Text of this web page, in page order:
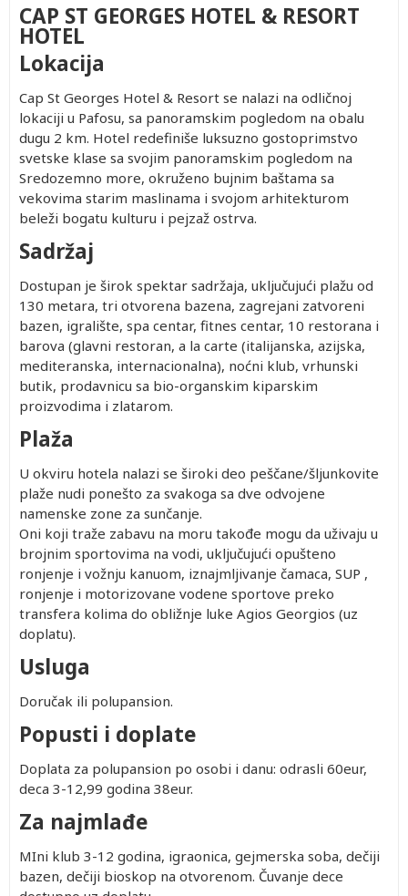
CAP ST GEORGES HOTEL & RESORT
HOTEL
Lokacija
Cap St Georges Hotel & Resort se nalazi na odličnoj
lokaciji u Pafosu, sa panoramskim pogledom na obalu
dugu 2 km. Hotel redefiniše luksuzno gostoprimstvo
svetske klase sa svojim panoramskim pogledom na
Sredozemno more, okruženo bujnim baštama sa
vekovima starim maslinama i svojom arhitekturom
beleži bogatu kulturu i pejzaž ostrva.
Sadržaj
Dostupan je širok spektar sadržaja, uključujući plažu od
130 metara, tri otvorena bazena, zagrejani zatvoreni
bazen, igralište, spa centar, fitnes centar, 10 restorana i
barova (glavni restoran, a la carte (italijanska, azijska,
mediteranska, internacionalna), noćni klub, vrhunski
butik, prodavnicu sa bio-organskim kiparskim
proizvodima i zlatarom.
Plaža
U okviru hotela nalazi se široki deo peščane/šljunkovite
plaže nudi ponešto za svakoga sa dve odvojene
namenske zone za sunčanje.
Oni koji traže zabavu na moru takođe mogu da uživaju u
brojnim sportovima na vodi, uključujući opušteno
ronjenje i vožnju kanuom, iznajmljivanje čamaca, SUP ,
ronjenje i motorizovane vodene sportove preko
transfera kolima do obližnje luke Agios Georgios (uz
doplatu).
Usluga
Doručak ili polupansion.
Popusti i doplate
Doplata za polupansion po osobi i danu: odrasli 60eur,
deca 3-12,99 godina 38eur.
Za najmlađe
MIni klub 3-12 godina, igraonica, gejmerska soba, dečiji
bazen, dečiji bioskop na otvorenom. Čuvanje dece